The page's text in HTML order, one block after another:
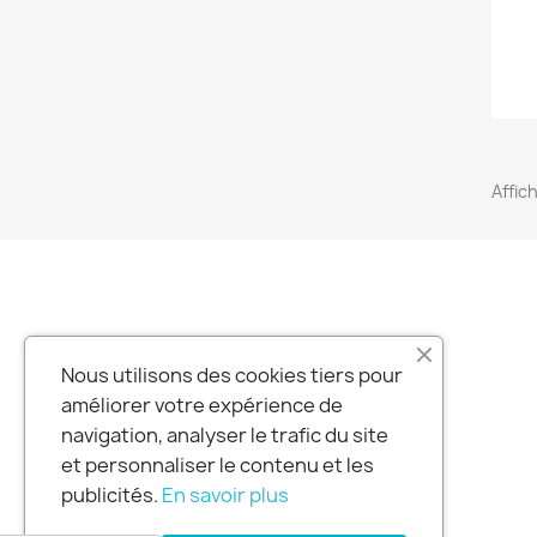
MA SOCIETE
Mentions légales
Conditions d'utilisation
Contactez-nous
Nous utilisons des cookies tiers pour
améliorer votre expérience de
navigation, analyser le trafic du site
et personnaliser le contenu et les
publicités. En savoir plus